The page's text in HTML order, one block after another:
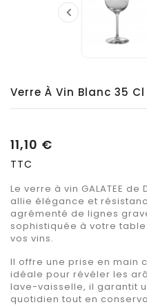

Verre À Vin Blanc 35 Cl
11,10 €
TTC
Le verre à vin GALATEE de
allie élégance et
agrémenté de lignes
sophistiquée à votre
vos vins.
Il offre une prise en main
idéale pour révéler les
lave-vaisselle, il garantit
quotidien tout en